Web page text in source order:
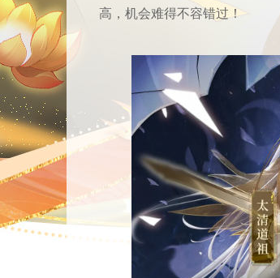
高，机会难得不容错过！